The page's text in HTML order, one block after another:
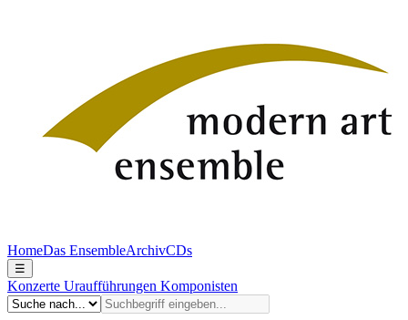
HomeDas EnsembleArchivCDs
☰
Konzerte Uraufführungen Komponisten